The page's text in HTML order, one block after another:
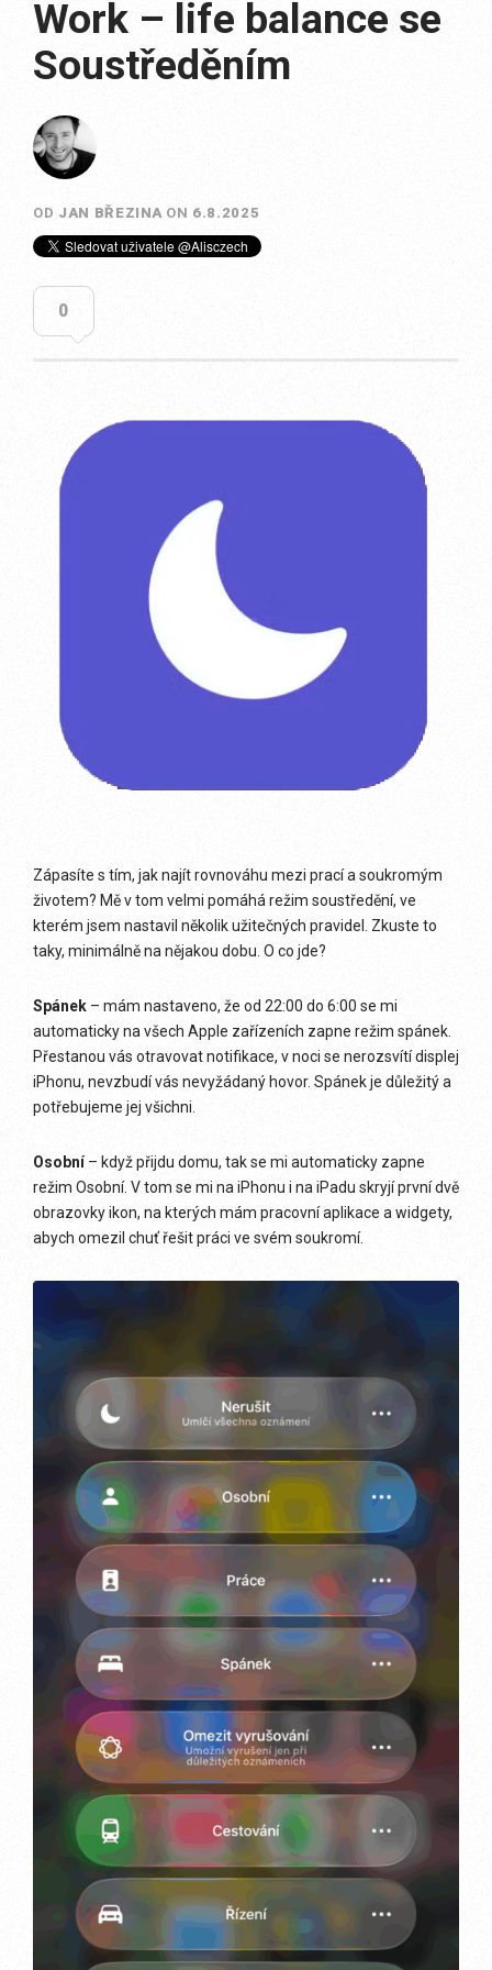
Work – life balance se
Soustředěním
OD JAN BŘEZINA ON 6.8.2025
0
Zápasíte s tím, jak najít rovnováhu mezi prací a soukromým
životem? Mě v tom velmi pomáhá režim soustředění, ve
kterém jsem nastavil několik užitečných pravidel. Zkuste to
taky, minimálně na nějakou dobu. O co jde?
Spánek – mám nastaveno, že od 22:00 do 6:00 se mi
automaticky na všech Apple zařízeních zapne režim spánek.
Přestanou vás otravovat notifikace, v noci se nerozsvítí displej
iPhonu, nevzbudí vás nevyžádaný hovor. Spánek je důležitý a
potřebujeme jej všichni.
Osobní– když přijdu domu, tak se mi automaticky zapne
režim Osobní. V tom se mi na iPhonu i na iPadu skryjí první dvě
obrazovky ikon, na kterých mám pracovní aplikace a widgety,
abych omezil chuť řešit práci ve svém soukromí.